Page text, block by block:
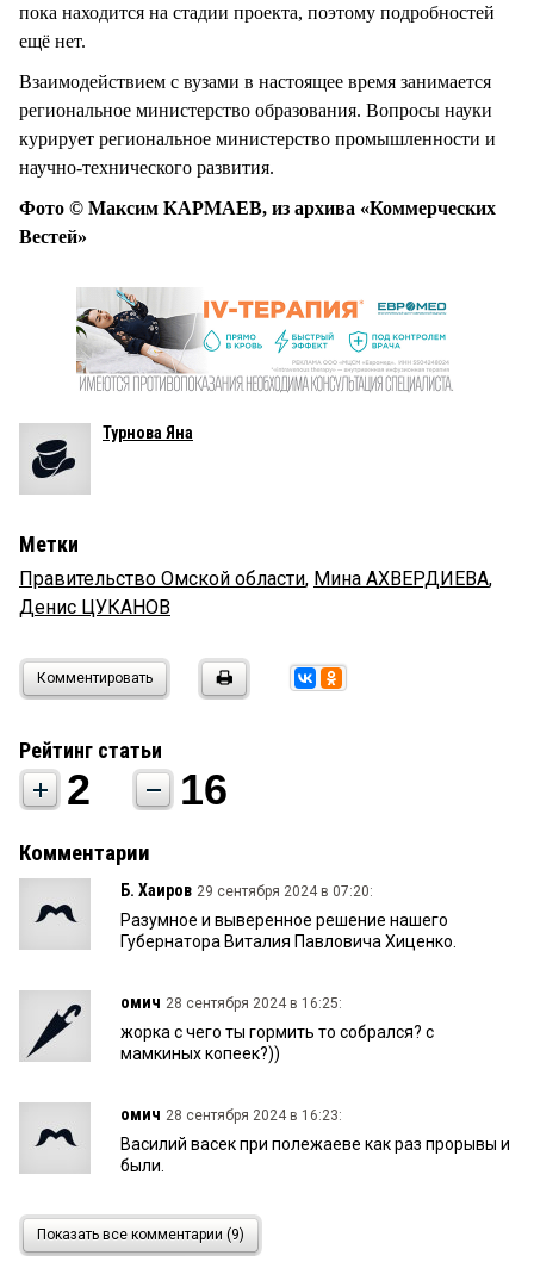
пока находится на стадии проекта, поэтому подробностей
ещё нет.
Взаимодействием с вузами в настоящее время занимается
региональное министерство образования. Вопросы науки
курирует региональное министерство промышленности и
научно-технического развития.
Фото © Максим КАРМАЕВ, из архива «Коммерческих
Вестей»
Турнова Яна
Метки
Правительство Омской области, Мина АХВЕРДИЕВА,
Денис ЦУКАНОВ
Комментировать
Рейтинг статьи
2 16
Комментарии
Б. Хаиров 29 сентября 2024 в 07:20:
Разумное и выверенное решение нашего
Губернатора Виталия Павловича Хиценко.
омич 28 сентября 2024 в 16:25:
жорка с чего ты гормить то собрался? с
мамкиных копеек?))
омич 28 сентября 2024 в 16:23:
Василий васек при полежаеве как раз прорывы и
были.
28 сентября 2024 в 11:40:
Ну, все!!! Сейчас точно прорыв будет! Это вам не
Показать все комментарии (9)